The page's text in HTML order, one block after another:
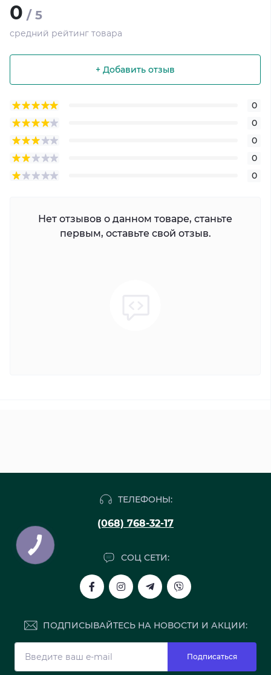
0 / 5
средний рейтинг товара
+ Добавить отзыв
0
0
0
0
0
Нет отзывов о данном товаре, станьте
первым, оставьте свой отзыв.
ТЕЛЕФОНЫ:
(068) 768-32-17
СОЦ СЕТИ:
ПОДПИСЫВАЙТЕСЬ НА НОВОСТИ И АКЦИИ:
Подписаться